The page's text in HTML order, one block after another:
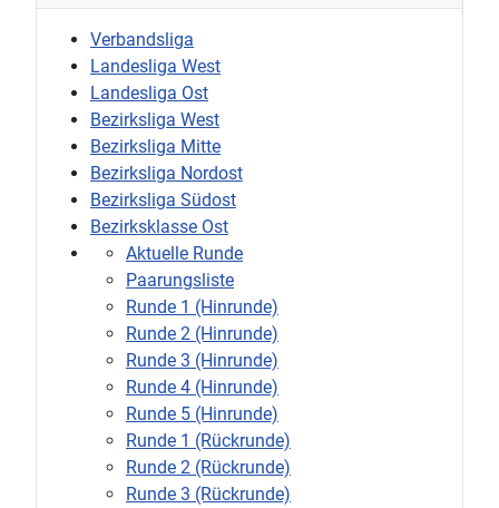
Verbandsliga
Landesliga West
Landesliga Ost
Bezirksliga West
Bezirksliga Mitte
Bezirksliga Nordost
Bezirksliga Südost
Bezirksklasse Ost
Aktuelle Runde
Paarungsliste
Runde 1 (Hinrunde)
Runde 2 (Hinrunde)
Runde 3 (Hinrunde)
Runde 4 (Hinrunde)
Runde 5 (Hinrunde)
Runde 1 (Rückrunde)
Runde 2 (Rückrunde)
Runde 3 (Rückrunde)